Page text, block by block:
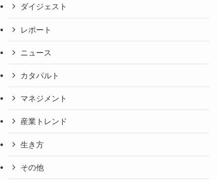
ダイジェスト
レポート
ニュース
カタパルト
マネジメント
産業トレンド
生き方
その他